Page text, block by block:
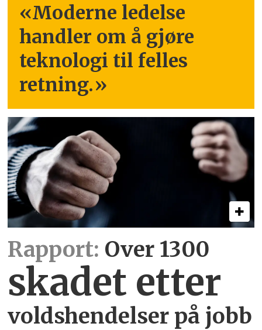
«Moderne ledelse
handler om å gjøre
teknologi til felles
retning.»
Rapport: Over 1300
skadet etter
voldshendelser på jobb